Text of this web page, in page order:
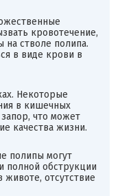
кровотечение,
стволе полипа.
в виде крови в
Некоторые
в кишечных
что может
качества жизни.
полипы могут
полной обструкции
отсутствие